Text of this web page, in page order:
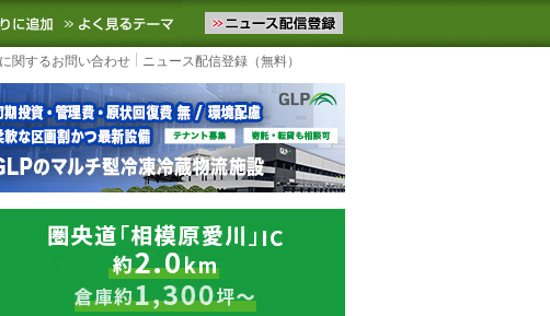
物流ニュースをお届けします。物流ニュースメール配信を登録す
お気に入りに追加 よく見るテーマ
関するお問い合わせ ニュース配信登録（無料）